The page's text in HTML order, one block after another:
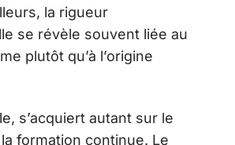
la rigueur
se révèle souvent liée au
plutôt qu’à l’origine
s’acquiert autant sur le
formation continue. Le